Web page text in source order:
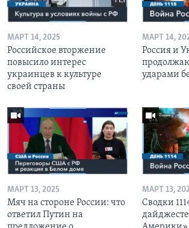
МАРТ 14, 2025
Российское вторжение
повысило интерес
украинцев к культуре
своей страны
МАРТ 14,
Россия и
ударами
МАРТ 13, 2025
Мяч на стороне России: что
ответил Путин на
МАРТ 13,
Сводки
дайджесте